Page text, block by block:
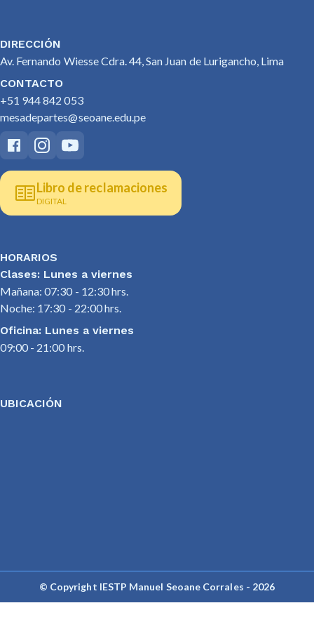
DIRECCIÓN
Av. Fernando Wiesse Cdra. 44, San Juan de Lurigancho, Lima
CONTACTO
+51 944 842 053
mesadepartes@seoane.edu.pe
Libro de reclamaciones
DIGITAL
HORARIOS
Clases: Lunes a viernes
Mañana: 07:30 - 12:30 hrs.
Noche: 17:30 - 22:00 hrs.
Oficina: Lunes a viernes
09:00 - 21:00 hrs.
UBICACIÓN
© Copyright IESTP Manuel Seoane Corrales - 2026